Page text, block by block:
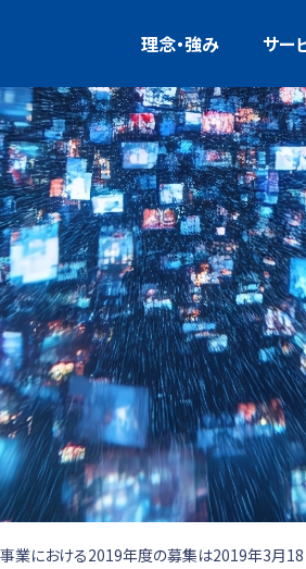
理念・強み サー
業における2019年度の募集は2019年3月18